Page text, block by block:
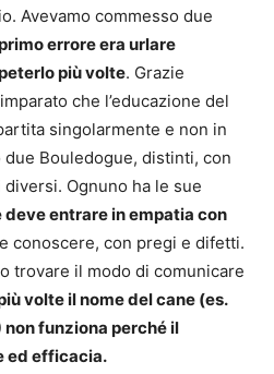
Avevamo commesso due
errore era urlare
più volte. Grazie
che l’educazione del
singolarmente e non in
Bouledogue, distinti, con
Ognuno ha le sue
deve entrare in empatia con
conoscere, con pregi e difetti.
trovare il modo di comunicare
volte il nome del cane (es.
non funziona perché il
ed efficacia.